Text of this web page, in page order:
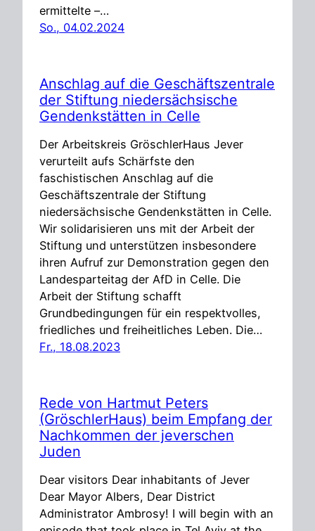
ermittelte –…
So., 04.02.2024
Anschlag auf die Geschäftszentrale
der Stiftung niedersächsische
Gendenkstätten in Celle
Der Arbeitskreis GröschlerHaus Jever
verurteilt aufs Schärfste den
faschistischen Anschlag auf die
Geschäftszentrale der Stiftung
niedersächsische Gendenkstätten in Celle.
Wir solidarisieren uns mit der Arbeit der
Stiftung und unterstützen insbesondere
ihren Aufruf zur Demonstration gegen den
Landesparteitag der AfD in Celle. Die
Arbeit der Stiftung schafft
Grundbedingungen für ein respektvolles,
friedliches und freiheitliches Leben. Die…
Fr., 18.08.2023
Rede von Hartmut Peters
(GröschlerHaus) beim Empfang der
Nachkommen der jeverschen
Juden
Dear visitors Dear inhabitants of Jever
Dear Mayor Albers, Dear District
Administrator Ambrosy! I will begin with an